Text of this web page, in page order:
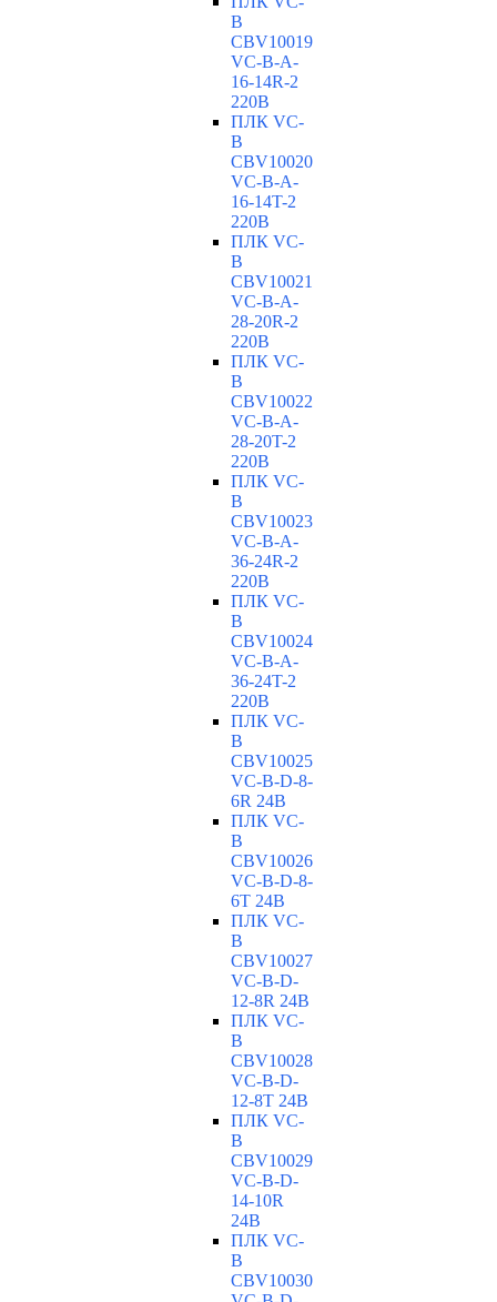
B
CBV10019
VC-В-A-
16-14R-2
220В
ПЛК VC-
B
CBV10020
VC-В-A-
16-14T-2
220В
ПЛК VC-
B
CBV10021
VC-В-A-
28-20R-2
220В
ПЛК VC-
B
CBV10022
VC-В-A-
28-20T-2
220В
ПЛК VC-
B
CBV10023
VC-В-A-
36-24R-2
220В
ПЛК VC-
B
CBV10024
VC-В-A-
36-24T-2
220В
ПЛК VC-
B
CBV10025
VC-В-D-8-
6R 24В
ПЛК VC-
B
CBV10026
VC-В-D-8-
6T 24В
ПЛК VC-
B
CBV10027
VC-В-D-
12-8R 24В
ПЛК VC-
B
CBV10028
VC-В-D-
12-8T 24В
ПЛК VC-
B
CBV10029
VC-В-D-
14-10R
24В
ПЛК VC-
B
CBV10030